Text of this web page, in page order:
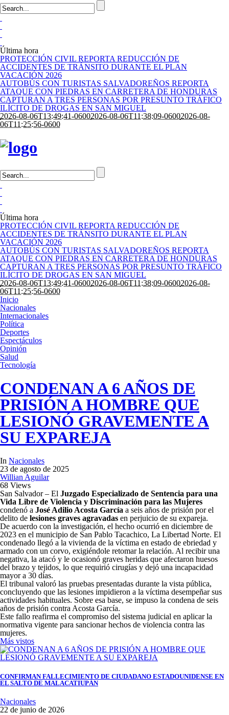
Última hora
PROTECCIÓN CIVIL REPORTA REDUCCIÓN DE
ACCIDENTES DE TRÁNSITO DURANTE EL PLAN
VACACIÓN 2026
AUTOBÚS CON TURISTAS SALVADOREÑOS REPORTA
ATAQUE CON PIEDRAS EN CARRETERA DE HONDURAS
CAPTURAN A TRES PERSONAS POR PRESUNTO TRÁFICO
ILÍCITO DE DROGAS EN SAN MIGUEL
2026-08-06T13:49:41-06002026-08-06T11:38:09-06002026-08-
06T11:25:56-0600
Última hora
PROTECCIÓN CIVIL REPORTA REDUCCIÓN DE
ACCIDENTES DE TRÁNSITO DURANTE EL PLAN
VACACIÓN 2026
AUTOBÚS CON TURISTAS SALVADOREÑOS REPORTA
ATAQUE CON PIEDRAS EN CARRETERA DE HONDURAS
CAPTURAN A TRES PERSONAS POR PRESUNTO TRÁFICO
ILÍCITO DE DROGAS EN SAN MIGUEL
2026-08-06T13:49:41-06002026-08-06T11:38:09-06002026-08-
06T11:25:56-0600
Inicio
Nacionales
Internacionales
Política
Deportes
Espectáculos
Opinión
Salud
Tecnología
CONDENAN A 6 AÑOS DE
PRISIÓN A HOMBRE QUE
LESIONÓ GRAVEMENTE A
SU EXPAREJA
In Nacionales
23 de agosto de 2025
Willian Aguilar
68 Views
San Salvador – El Juzgado Especializado de Sentencia para una
Vida Libre de Violencia y Discriminación para las Mujeres
condenó a José Adilio Acosta García a seis años de prisión por el
delito de lesiones graves agravadas en perjuicio de su expareja.
De acuerdo con la investigación, el hecho ocurrió en diciembre de
2023 en el municipio de San Pablo Tacachico, La Libertad Norte. El
condenado llegó a la vivienda de la víctima en estado de ebriedad y
armado con un corvo, exigiéndole retomar la relación. Al recibir una
negativa, la atacó y le ocasionó graves heridas que afectaron huesos
del brazo y tejidos, lo que requirió cirugías y dejó una incapacidad
mayor a 30 días.
El tribunal valoró las pruebas presentadas durante la vista pública,
concluyendo que las lesiones impidieron a la víctima desempeñar sus
actividades habituales. Sobre esa base, se impuso la condena de seis
años de prisión contra Acosta García.
Este fallo reafirma el compromiso del sistema judicial en aplicar la
normativa vigente para sancionar hechos de violencia contra las
mujeres.
Más vistos
CONFIRMAN FALLECIMIENTO DE CIUDADANO ESTADOUNIDENSE EN
EL SALTO DE MALACATIUPÁN
Nacionales
22 de junio de 2026